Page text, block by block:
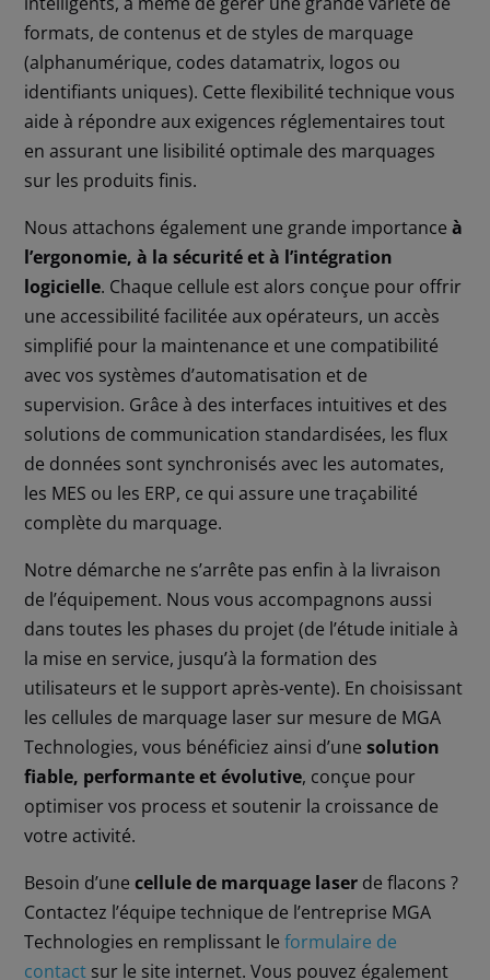
formats, de contenus et de styles de marquage
(alphanumérique, codes datamatrix, logos ou
identifiants uniques). Cette flexibilité technique vous
aide à répondre aux exigences réglementaires tout
en assurant une lisibilité optimale des marquages
sur les produits finis.
Nous attachons également une grande importanceà
l’ergonomie, à la sécurité et à l’intégration
logicielle. Chaque cellule est alors conçue pour offrir
une accessibilité facilitée aux opérateurs, un accès
simplifié pour la maintenance et une compatibilité
avec vos systèmes d’automatisation et de
supervision. Grâce à des interfaces intuitives et des
solutions de communication standardisées, les flux
de données sont synchronisés avec les automates,
les MES ou les ERP, ce qui assure une traçabilité
complète du marquage.
Notre démarche ne s’arrête pas enfin à la livraison
de l’équipement. Nous vous accompagnons aussi
dans toutes les phases du projet (de l’étude initiale à
la mise en service, jusqu’à la formation des
utilisateurs et le support après-vente). En choisissant
les cellules de marquage laser sur mesure de MGA
Technologies, vous bénéficiez ainsi d’unesolution
fiable, performante et évolutive, conçue pour
optimiser vos process et soutenir la croissance de
votre activité.
Besoin d’unecellule de marquage laser de flacons ?
Contactez l’équipe technique de l’entreprise MGA
Technologies en remplissant leformulaire de
contact sur le site internet. Vous pouvez également